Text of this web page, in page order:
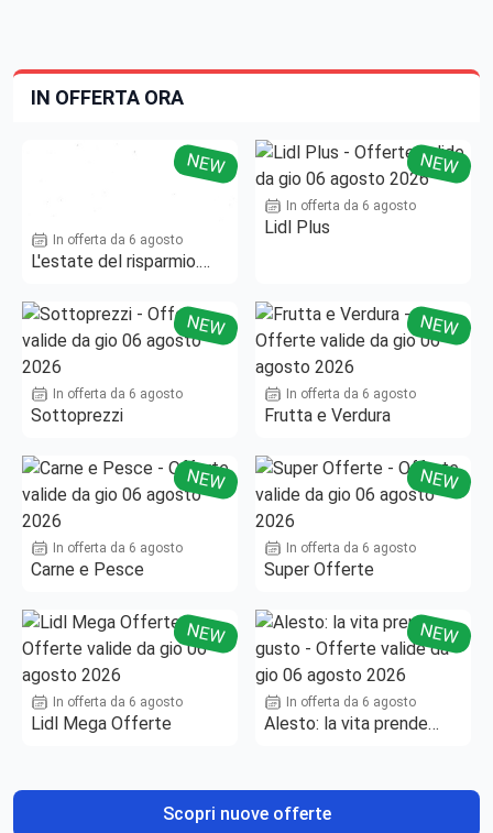
IN OFFERTA ORA
NEW
In offerta da 6 agosto
L'estate del risparmio.
NEW
In offerta da 6 agosto
Lidl Plus
NEW
In offerta da 6 agosto
Sottoprezzi
NEW
In offerta da 6 agosto
Frutta e Verdura
NEW
In offerta da 6 agosto
Carne e Pesce
NEW
In offerta da 6 agosto
Super Offerte
NEW
In offerta da 6 agosto
Lidl Mega Offerte
NEW
In offerta da 6 agosto
Alesto: la vita prende
Scopri nuove offerte